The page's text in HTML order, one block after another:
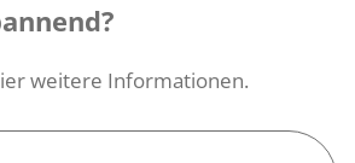
weitere Informationen.